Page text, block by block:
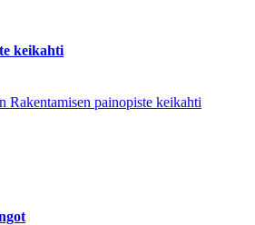
keikahti
Rakentamisen painopiste keikahti